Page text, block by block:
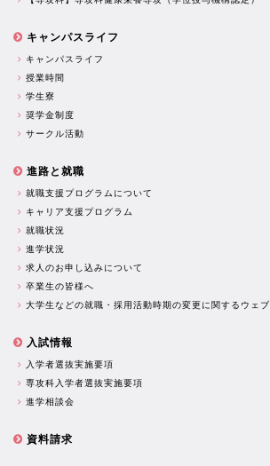
キャンパスライフ
キャンパスライフ
授業時間
学生寮
奨学金制度
サークル活動
進路と就職
就職支援プログラムについて
キャリア支援プログラム
就職状況
進学状況
求人のお申し込みについて
卒業生の皆様へ
大学生などの就職・採用活動時期の変更に関するウェ
入試情報
入学者選抜実施要項
専攻科入学者選抜実施要項
進学相談会
資料請求